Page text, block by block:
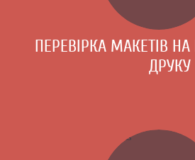
ПЕРЕВІРКА МАКЕТІВ
ДРУКУ